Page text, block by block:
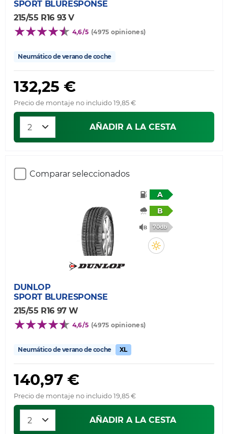
SPORT BLURESPONSE
215/55 R16 93 V
4,6/5 (4975 opiniones)
Neumático de verano de coche
132,25 €
Precio de montaje no incluido 19,85 €
AÑADIR A LA CESTA
Comparar seleccionados
A
B
70db
DUNLOP
SPORT BLURESPONSE
215/55 R16 97 W
4,6/5 (4975 opiniones)
Neumático de verano de coche XL
140,97 €
Precio de montaje no incluido 19,85 €
AÑADIR A LA CESTA